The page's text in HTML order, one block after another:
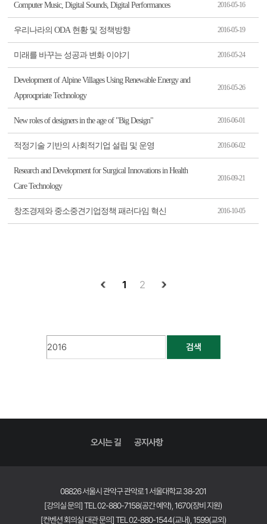
Computer Music, Digital Sounds, Digital Performances 2016-05-16
우리나라의 ODA 현황 및 정책방향 2016-05-19
미래를 바꾸는 성공과 변화 이야기 2016-05-24
Development of Alpine Villages Using Renewable Energy and
Approqpriate Technology
2016-05-26
New roles of designers in the age of "Big Design" 2016-06-01
적정기술 기반의 사회적기업 설립 및 운영 2016-06-02
Research and Development for Surgical Innovations in Health
Care Technology
2016-09-21
창조경제와 중소중견기업정책 패러다임 혁신 2016-10-05
1 2
검색
오시는 길 공지사항
08826 서울시 관악구 관악로 1 서울대학교 38-201
[강의실 문의] TEL 02-880-7158(공간 예약), 1670(장비 지원)
[컨벤션 회의실 대관 문의] TEL 02-880-1544(교내), 1599(교외)